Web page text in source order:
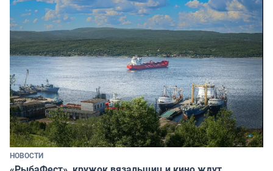
НОВОСТИ